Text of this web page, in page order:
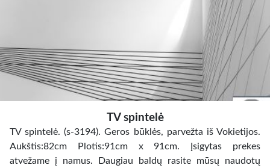
TV spintelė
TV spintelė. (s-3194). Geros būklės, parvežta iš Vokietijos.
Aukštis:82cm Plotis:91cm x 91cm. Įsigytas prekes
atvežame į namus. Daugiau baldų rasite mūsų naudotų